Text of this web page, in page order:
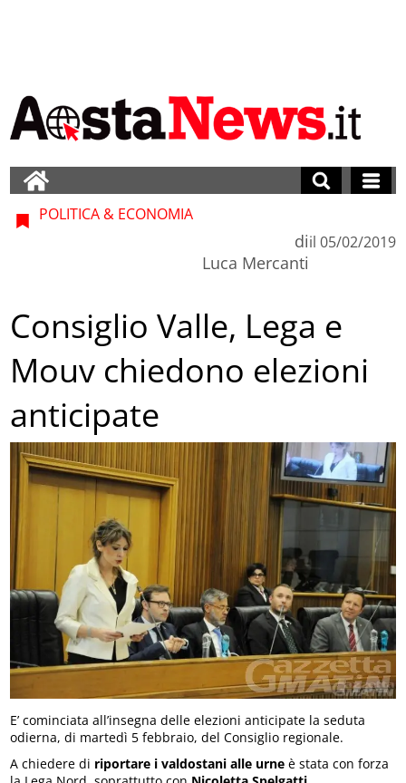
POLITICA & ECONOMIA
di
Luca Mercanti
il 05/02/2019
Consiglio Valle, Lega e
Mouv chiedono elezioni
anticipate
E’ cominciata all’insegna delle elezioni anticipate la seduta
odierna, di martedì 5 febbraio, del Consiglio regionale.
A chiedere di riportare i valdostani alle urne è stata con forza